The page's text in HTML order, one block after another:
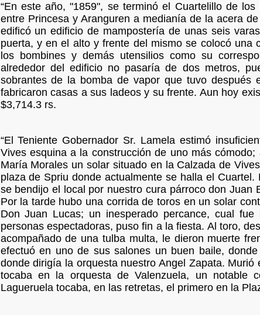
“En este año, "1859", se terminó el Cuartelillo de
entre Princesa y Aranguren a medianía de la acera
edificó un edificio de mampostería de unas seis
puerta, y en el alto y frente del mismo se colocó una
los bombines y demás utensilios como su
alrededor del edificio no pasaría de dos metros,
sobrantes de la bomba de vapor que tuvo después
fabricaron casas a sus ladeos y su frente. Aun hoy
$3,714.3 rs.
“El Teniente Gobernador Sr. Lamela estimó
Vives esquina a la construcción de uno más
María Morales un solar situado en la Calzada de
plaza de Spriu donde actualmente se halla el
se bendijo el local por nuestro cura párroco don
Por la tarde hubo una corrida de toros en un solar
Don Juan Lucas; un inesperado percance, cual
personas espectadoras, puso fin a la fiesta. Al toro,
acompañado de una tulba multa, le dieron muerte
efectuó en uno de sus salones un buen baile,
donde dirigía la orquesta nuestro Angel Zapata.
tocaba en la orquesta de Valenzuela, un notable
Lagueruela tocaba, en las retretas, el primero en la